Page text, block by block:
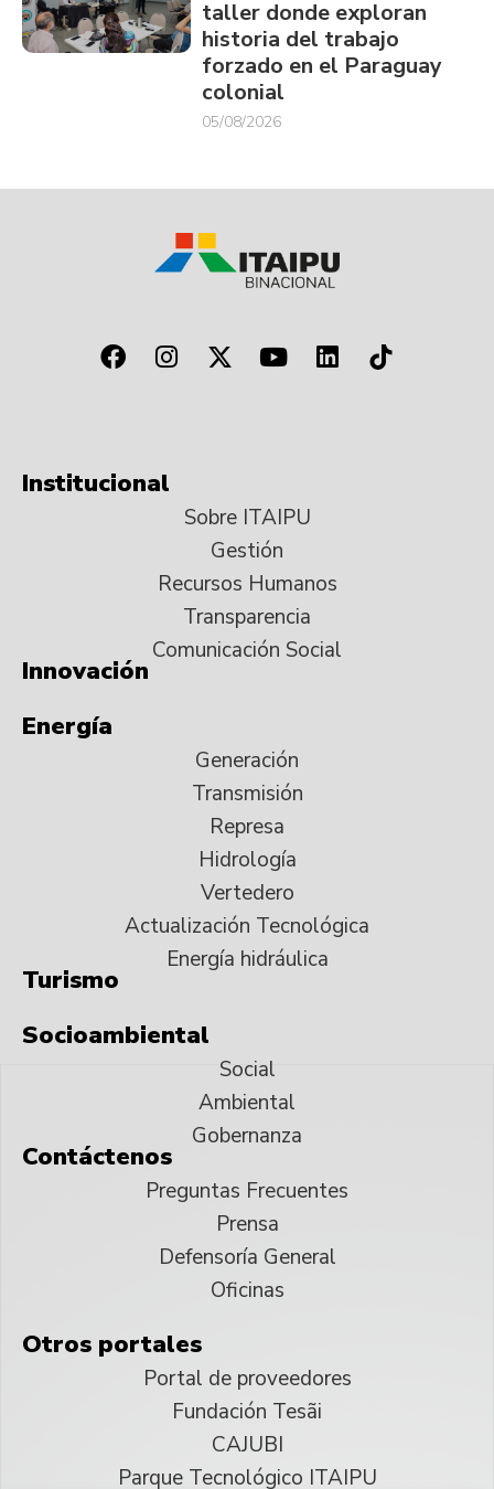
taller donde exploran
historia del trabajo
forzado en el Paraguay
colonial
05/08/2026
Institucional
Sobre ITAIPU
Gestión
Recursos Humanos
Transparencia
Comunicación Social
Innovación
Energía
Generación
Transmisión
Represa
Hidrología
Vertedero
Actualización Tecnológica
Energía hidráulica
Turismo
Socioambiental
Social
Ambiental
Gobernanza
Contáctenos
Preguntas Frecuentes
Prensa
Defensoría General
Oficinas
Otros portales
Portal de proveedores
Fundación Tesãi
CAJUBI
Parque Tecnológico ITAIPU